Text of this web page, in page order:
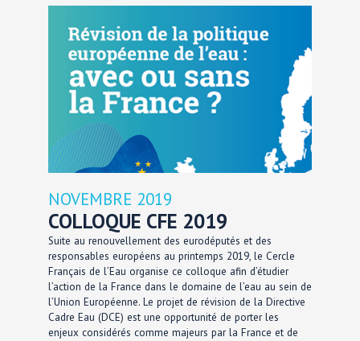
NOVEMBRE 2019
COLLOQUE CFE 2019
Suite au renouvellement des eurodéputés et des
responsables européens au printemps 2019, le Cercle
Français de l’Eau organise ce colloque afin d’étudier
l’action de la France dans le domaine de l’eau au sein de
l’Union Européenne. Le projet de révision de la Directive
Cadre Eau (DCE) est une opportunité de porter les
enjeux considérés comme majeurs par la France et de